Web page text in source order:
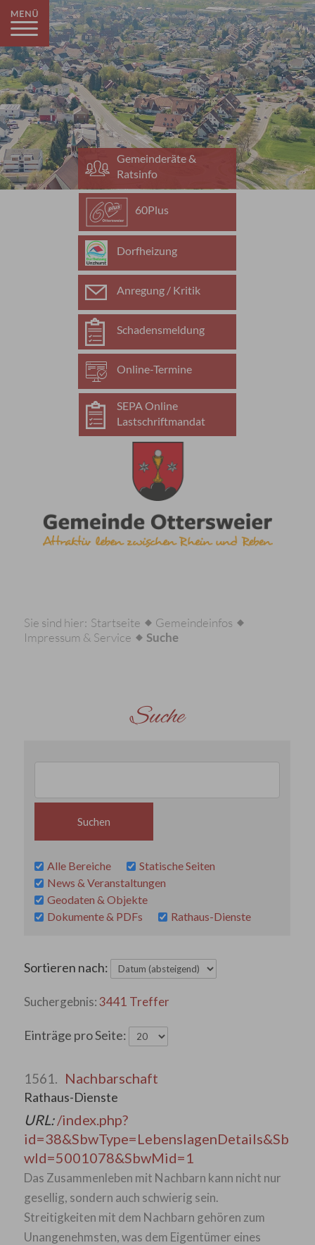
Gemeinderäte &
Ratsinfo
60Plus
Dorfheizung
Anregung / Kritik
Schadensmeldung
Online-Termine
SEPA Online
Lastschriftmandat
Sie sind hier: Startseite
Gemeindeinfos
Impressum & Service
Suche
Suche
Alle Bereiche
Statische Seiten
News & Veranstaltungen
Geodaten & Objekte
Dokumente & PDFs
Rathaus-Dienste
Sortieren nach:
3441 Treffer
Einträge pro Seite:
1561. Nachbarschaft
Rathaus-Dienste
URL:/index.php?
id=38&SbwType=LebenslagenDetails&Sb
wId=5001078&SbwMid=1
Das Zusammenleben mit Nachbarn kann nicht nur
gesellig, sondern auch schwierig sein.
Streitigkeiten mit dem Nachbarn gehören zum
Unangenehmsten, was dem Eigentümer eines